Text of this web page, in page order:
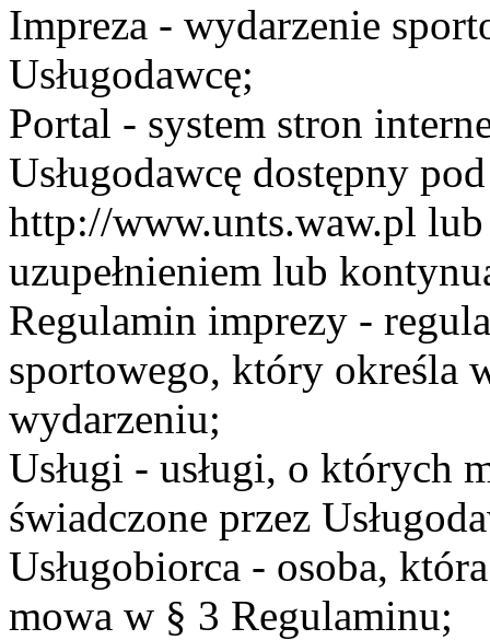
Impreza - wydarzenie
Usługodawcę;
Portal - system stron
Usługodawcę dostępny
http://www.unts.waw.pl lub
uzupełnieniem lub
Regulamin imprezy -
sportowego, który określa
wydarzeniu;
Usługi - usługi, o których
świadczone przez
Usługobiorca - osoba,
mowa w § 3 Regulaminu;